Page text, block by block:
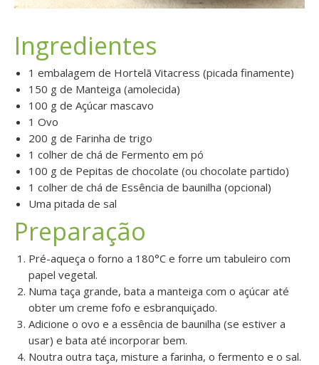
Ingredientes
1 embalagem de Hortelã Vitacress (picada finamente)
150 g de Manteiga (amolecida)
100 g de Açúcar mascavo
1 Ovo
200 g de Farinha de trigo
1 colher de chá de Fermento em pó
100 g de Pepitas de chocolate (ou chocolate partido)
1 colher de chá de Essência de baunilha (opcional)
Uma pitada de sal
Preparação
Pré-aqueça o forno a 180°C e forre um tabuleiro com
papel vegetal.
Numa taça grande, bata a manteiga com o açúcar até
obter um creme fofo e esbranquiçado.
Adicione o ovo e a essência de baunilha (se estiver a
usar) e bata até incorporar bem.
Noutra outra taça, misture a farinha, o fermento e o sal.